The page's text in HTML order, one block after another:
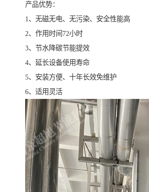
产品优势：
1、无磁无电、无污染、安全性能高
2、作用时间72小时
3、节水降碳节能提效
4、延长设备使用寿命
5、安装方便、十年长效免维护
6、适用灵活